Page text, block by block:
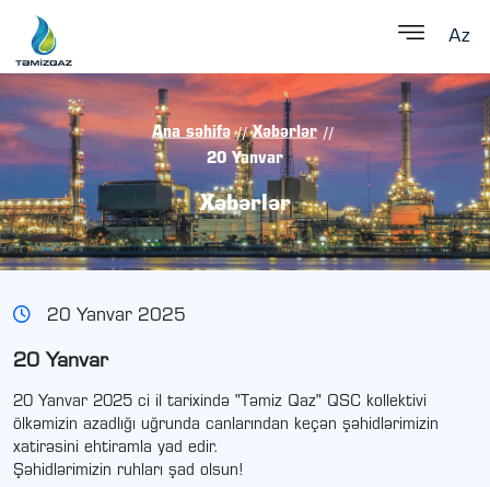
Az
Ana səhifə // Xəbərlər //
20 Yanvar
Xəbərlər
20 Yanvar 2025
20 Yanvar
20 Yanvar 2025 ci il tarixində "Təmiz Qaz" QSC kollektivi
ölkəmizin azadlığı uğrunda canlarından keçən şəhidlərimizin
xatirəsini ehtiramla yad edir.
Şəhidlərimizin ruhları şad olsun!